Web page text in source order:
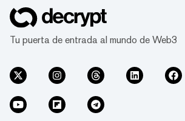
Tu puerta de entrada al mundo de Web3